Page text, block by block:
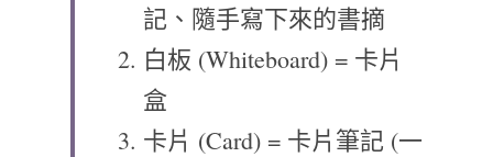
記、隨手寫下來的書摘
白板 (Whiteboard) = 卡片
盒
卡片 (Card) = 卡片筆記 (一